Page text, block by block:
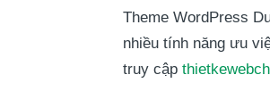
Theme WordPress
nhiều tính năng ưu
truy cập